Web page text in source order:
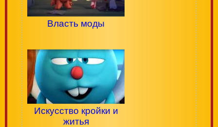
Власть моды
Искусство кройки и
житья